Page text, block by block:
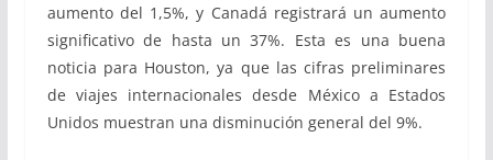
aumento del 1,5%, y Canadá registrará un aumento
significativo de hasta un 37%. Esta es una buena
noticia para Houston, ya que las cifras preliminares
de viajes internacionales desde México a Estados
Unidos muestran una disminución general del 9%.